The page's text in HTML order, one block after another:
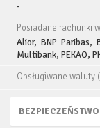
-
Posiadane rachunki
Alior, BNP Paribas,
Multibank, PEKAO,
Obsługiwane waluty (
BEZPIECZEŃSTWO